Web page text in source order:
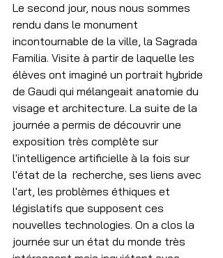
Le second jour, nous nous sommes
rendu dans le monument
incontournable de la ville, la Sagrada
Familia. Visite à partir de laquelle les
élèves ont imaginé un portrait hybride
de Gaudi qui mélangeait anatomie du
visage et architecture. La suite de la
journée a permis de découvrir une
exposition très complète sur
l'intelligence artificielle à la fois sur
l'état de la  recherche, ses liens avec
l'art, les problèmes éthiques et
législatifs que supposent ces
nouvelles technologies. On a clos la
journée sur un état du monde très